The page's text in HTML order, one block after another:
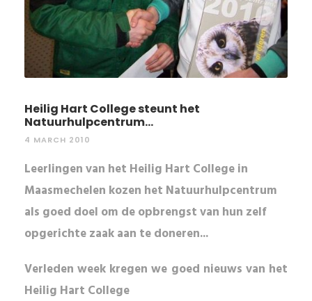
Heilig Hart College steunt het
Natuurhulpcentrum...
4 MARCH 2010
Leerlingen van het Heilig Hart College in
Maasmechelen kozen het Natuurhulpcentrum
als goed doel om de opbrengst van hun zelf
opgerichte zaak aan te doneren...
Verleden week kregen we goed nieuws van het
Heilig Hart College